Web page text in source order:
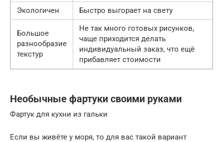
Экологичен
Быстро выгорает на свету
Большое
разнообразие
текстур
Не так много готовых рисунков,
чаще приходится делать
индивидуальный заказ, что ещё
прибавляет стоимости
Необычные фартуки своими руками
Фартук для кухни из гальки
Если вы живёте у моря, то для вас такой вариант